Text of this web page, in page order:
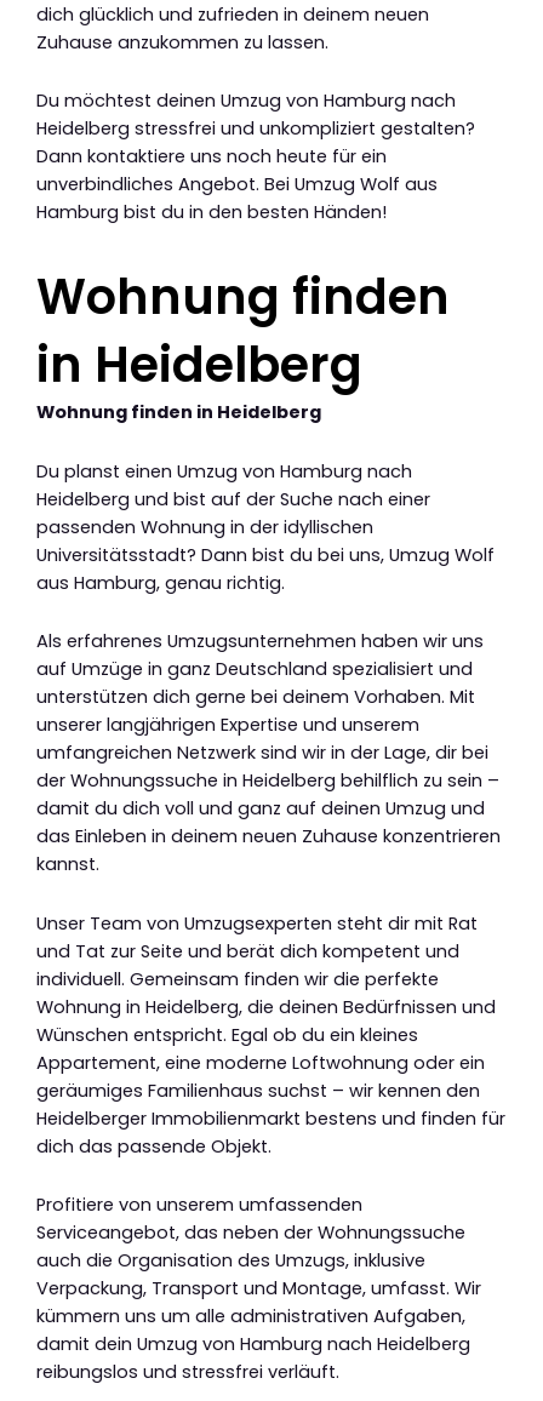
dich glücklich und zufrieden in deinem neuen
Zuhause anzukommen zu lassen.
Du möchtest deinen Umzug von Hamburg nach
Heidelberg stressfrei und unkompliziert gestalten?
Dann kontaktiere uns noch heute für ein
unverbindliches Angebot. Bei Umzug Wolf aus
Hamburg bist du in den besten Händen!
Wohnung finden
in Heidelberg
Wohnung finden in Heidelberg
Du planst einen Umzug von Hamburg nach
Heidelberg und bist auf der Suche nach einer
passenden Wohnung in der idyllischen
Universitätsstadt? Dann bist du bei uns, Umzug Wolf
aus Hamburg, genau richtig.
Als erfahrenes Umzugsunternehmen haben wir uns
auf Umzüge in ganz Deutschland spezialisiert und
unterstützen dich gerne bei deinem Vorhaben. Mit
unserer langjährigen Expertise und unserem
umfangreichen Netzwerk sind wir in der Lage, dir bei
der Wohnungssuche in Heidelberg behilflich zu sein –
damit du dich voll und ganz auf deinen Umzug und
das Einleben in deinem neuen Zuhause konzentrieren
kannst.
Unser Team von Umzugsexperten steht dir mit Rat
und Tat zur Seite und berät dich kompetent und
individuell. Gemeinsam finden wir die perfekte
Wohnung in Heidelberg, die deinen Bedürfnissen und
Wünschen entspricht. Egal ob du ein kleines
Appartement, eine moderne Loftwohnung oder ein
geräumiges Familienhaus suchst – wir kennen den
Heidelberger Immobilienmarkt bestens und finden für
dich das passende Objekt.
Profitiere von unserem umfassenden
Serviceangebot, das neben der Wohnungssuche
auch die Organisation des Umzugs, inklusive
Verpackung, Transport und Montage, umfasst. Wir
kümmern uns um alle administrativen Aufgaben,
damit dein Umzug von Hamburg nach Heidelberg
reibungslos und stressfrei verläuft.